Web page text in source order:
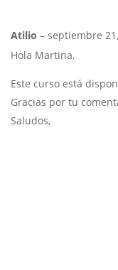
Atilio– septiembre
Hola Martina,
Este curso está
Gracias por tu
Saludos,